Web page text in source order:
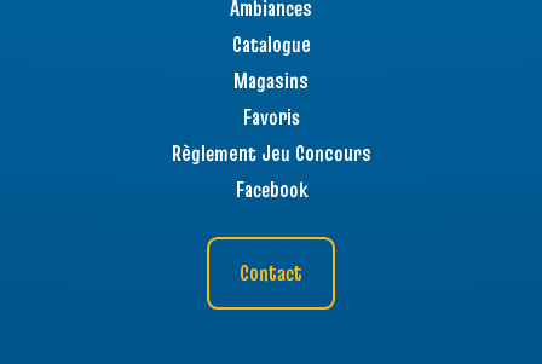
Ambiances
Catalogue
Magasins
Favoris
Règlement Jeu Concours
Facebook
Contact